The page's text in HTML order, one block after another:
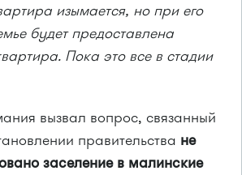
изымается, но при его
будет предоставлена
Пока это все в стадии
вызвал вопрос, связанный
правительства не
заселение в малинские